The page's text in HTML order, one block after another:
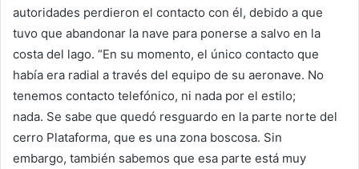
autoridades perdieron el contacto con él, debido a que
tuvo que abandonar la nave para ponerse a salvo en la
costa del lago. “En su momento, el único contacto que
había era radial a través del equipo de su aeronave. No
tenemos contacto telefónico, ni nada por el estilo;
nada. Se sabe que quedó resguardo en la parte norte del
cerro Plataforma, que es una zona boscosa. Sin
embargo, también sabemos que esa parte está muy